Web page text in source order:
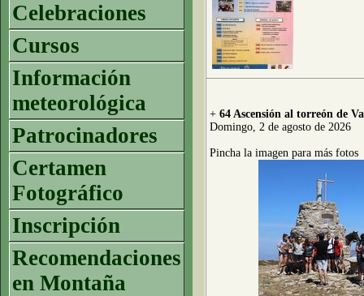
Celebraciones
Cursos
Información
meteorológica
Patrocinadores
Certamen
Fotográfico
Inscripción
Recomendaciones
en Montaña
+ 64 Ascensión al torreón de
Domingo, 2 de agosto de 2026
Pincha la imagen para más fotos